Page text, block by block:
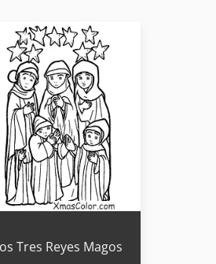
Tres Reyes Magos